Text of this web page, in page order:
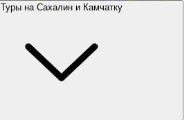
Туры на Сахалин и Камчатку